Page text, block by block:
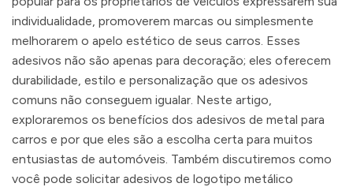
individualidade, promoverem marcas ou simplesmente
melhorarem o apelo estético de seus carros. Esses
adesivos não são apenas para decoração; eles oferecem
durabilidade, estilo e personalização que os adesivos
comuns não conseguem igualar. Neste artigo,
exploraremos os benefícios dos adesivos de metal para
carros e por que eles são a escolha certa para muitos
entusiastas de automóveis. Também discutiremos como
você pode solicitar adesivos de logotipo metálico